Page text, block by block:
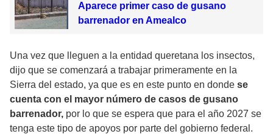
Aparece primer caso de gusano
barrenador en Amealco
Una vez que lleguen a la entidad queretana los insectos,
dijo que se comenzará a trabajar primeramente en la
Sierra del estado, ya que es en este punto en donde se
cuenta con el mayor número de casos de gusano
barrenador, por lo que se espera que para el año 2027 se
tenga este tipo de apoyos por parte del gobierno federal.